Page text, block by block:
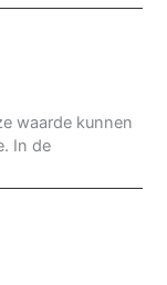
waarde kunnen
In de